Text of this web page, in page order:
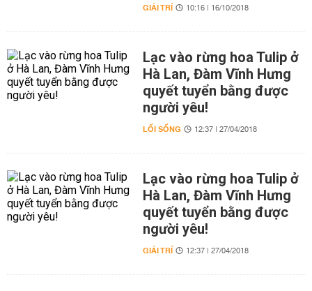
GIẢI TRÍ 10:16 | 16/10/2018
Lạc vào rừng hoa Tulip ở
Hà Lan, Đàm Vĩnh Hưng
quyết tuyển bằng được
người yêu!
LỐI SỐNG 12:37 | 27/04/2018
Lạc vào rừng hoa Tulip ở
Hà Lan, Đàm Vĩnh Hưng
quyết tuyển bằng được
người yêu!
GIẢI TRÍ 12:37 | 27/04/2018